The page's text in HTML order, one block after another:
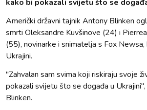
kako bi pokazali svijetu što se
Američki državni tajnik Antony Blinken
smrti Oleksandre Kuvšinove (24) i
(55), novinarke i snimatelja s Fox Newsa,
Ukrajini.
"Zahvalan sam svima koji riskiraju svoje
pokazali svijetu što se događa u
Blinken.